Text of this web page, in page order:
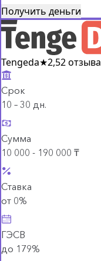
Получить деньги
Tengeda★2,52 отзыва
Срок
10 – 30 дн.
Сумма
10 000 - 190 000 ₸
Ставка
от 0%
ГЭСВ
до 179%